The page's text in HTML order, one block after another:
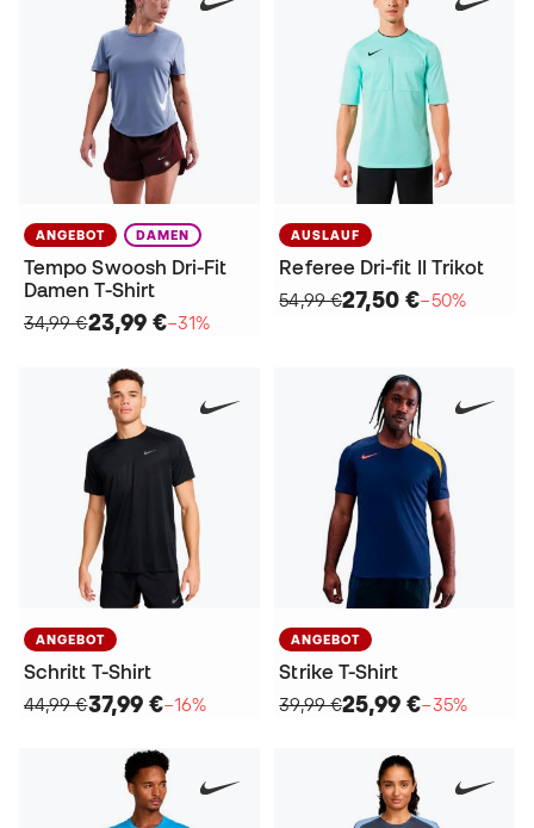
ANGEBOT DAMEN
Tempo Swoosh Dri-Fit
Damen T-Shirt
34,99 €23,99 €−31%
AUSLAUF
Referee Dri-fit II Trikot
54,99 €27,50 €−50%
ANGEBOT
Schritt T-Shirt
44,99 €37,99 €−16%
ANGEBOT
Strike T-Shirt
39,99 €25,99 €−35%